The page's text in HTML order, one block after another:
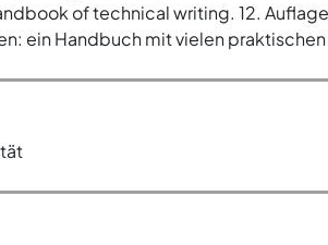
of technical writing. 12.
ein Handbuch mit vielen